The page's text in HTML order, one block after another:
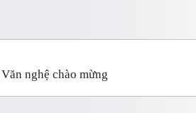
Văn nghệ chào mừng